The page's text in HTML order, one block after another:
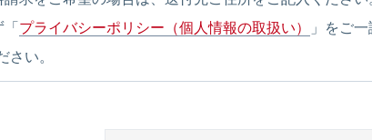
プライバシーポリシー（個人情報の取扱い）
」をご
さい。